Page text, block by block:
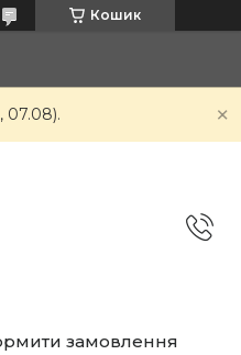
Кошик
07.08).
замовлення